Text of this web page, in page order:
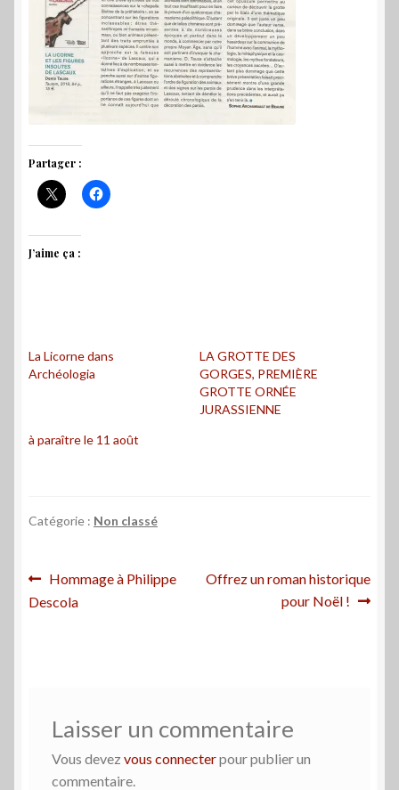
Partager :
J’aime ça :
La Licorne dans
Archéologia
LA GROTTE DES
GORGES, PREMIÈRE
GROTTE ORNÉE
JURASSIENNE
à paraître le 11 août
Catégorie : Non classé
Navigation
de
Article
précédent :
Hommage à Philippe
Descola
Article
Offrez un roman historique
pour Noël !
Laisser un commentaire
Vous devez vous connecterpour publier un
commentaire.